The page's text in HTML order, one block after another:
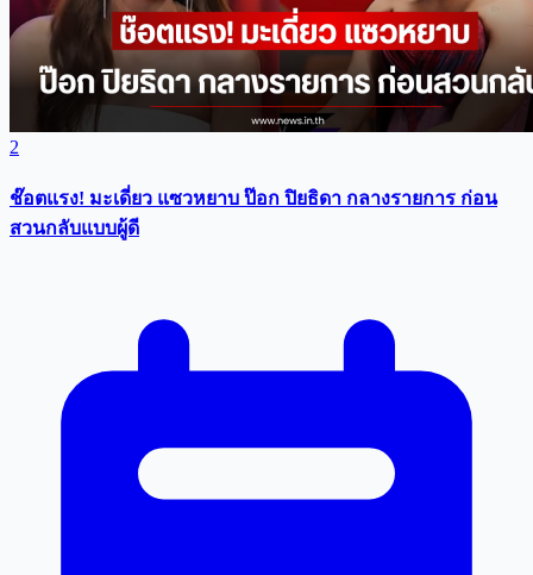
2
ช๊อตแรง! มะเดี่ยว แซวหยาบ ป๊อก ปิยธิดา กลางรายการ ก่อน
สวนกลับแบบผู้ดี